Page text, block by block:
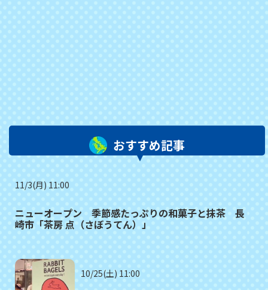
おすすめ記事
11/3(月) 11:00
ニューオープン 季節感たっぷりの和菓子と抹茶 長
崎市「茶房 点（さぼうてん）」
10/25(土) 11:00